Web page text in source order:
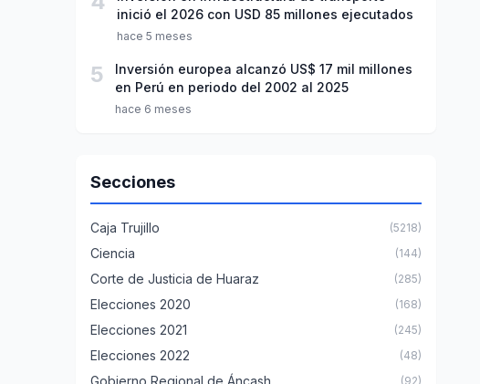
inició el 2026 con USD 85 millones ejecutados
hace 5 meses
5
Inversión europea alcanzó US$ 17 mil millones
en Perú en periodo del 2002 al 2025
hace 6 meses
Secciones
Caja Trujillo (5218)
Ciencia (144)
Corte de Justicia de Huaraz (285)
Elecciones 2020 (168)
Elecciones 2021 (245)
Elecciones 2022 (48)
Gobierno Regional de Áncash (92)